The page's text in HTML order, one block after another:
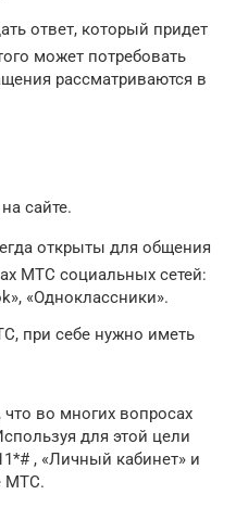
ответ, который придет
может потребовать
рассматриваются в
сайте.
открыты для общения
МТС социальных сетей:
«Одноклассники».
при себе нужно иметь
во многих вопросах
для этой цели
, «Личный кабинет» и
МТС.